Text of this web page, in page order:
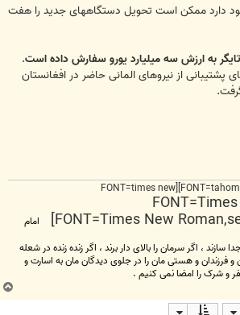
دارد ممکن است تحویل دستگاههای جدید را هفت
تایگر به ارزش سه میلیارد یورو سفارش داده است.
پشتیبانی از نیروهای المانی حاضر در افغانستان
[FONT=tahoma,arial,helvetica,sans-serif][FONT=times new
امام
سازند ، اگر سرمان را بالای دار برند ، اگر زنده زنده در شعله
و فرزندان و هستی مان را در جلوی دیدگان مان به اسارت و
و شرک را امضا نمی کنیم .